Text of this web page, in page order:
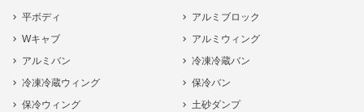
平ボディ
アルミブロック
Wキャブ
アルミウィング
アルミバン
冷凍冷蔵バン
冷凍冷蔵ウィング
保冷バン
保冷ウィング
土砂ダンプ